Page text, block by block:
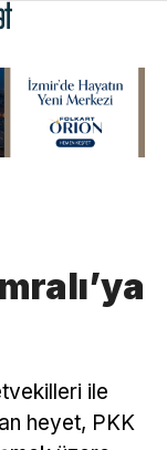
ile
heyet, PKK